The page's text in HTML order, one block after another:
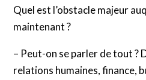
Quel est l’obstacle majeur
maintenant ?
– Peut-on se parler de tout ?
relations humaines, finance,